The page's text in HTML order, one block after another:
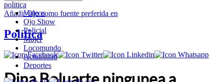
Videos
Ojo Show
Policial
Mujer
Locomundo
Actualidad
Deportes
politica
AñadirOjocomo fuente preferida en
Política